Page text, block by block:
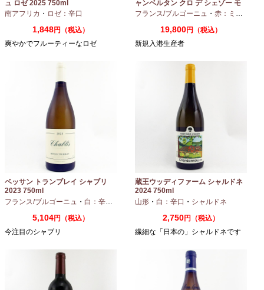
ュ ロゼ 2025 750ml
南アフリカ ・ ロゼ：辛口
1,848円（税込）
爽やかでフルーティーなロゼ
ャンベルタン クロ デ シェゾー モ
ノポール 2023 750ml
フランス/ブルゴーニュ ・ 赤：ミディアムボディ
19,800円（税込）
新規入港生産者
ベッサン トランブレイ シャブリ
2023 750ml
フランス/ブルゴーニュ ・ 白：辛口 シャルドネ
5,104円（税込）
今注目のシャブリ
蔵王ウッディファーム シャルドネ
2024 750ml
山形 ・ 白：辛口 ・ シャルドネ
2,750円（税込）
繊細な「日本の」シャルドネです